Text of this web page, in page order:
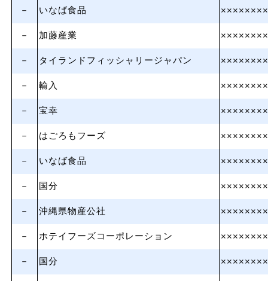
－ いなば食品
－ 加藤産業
－ タイランドフィッシャリージャパン
－ 輸入
－ 宝幸
－ はごろもフーズ
－ いなば食品
－ 国分
－ 沖縄県物産公社
－ ホテイフーズコーポレーション
－ 国分